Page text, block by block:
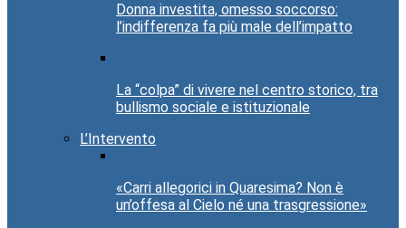
Donna investita, omesso soccorso:
l’indifferenza fa più male dell’impatto
La “colpa” di vivere nel centro storico, tra
bullismo sociale e istituzionale
L’Intervento
«Carri allegorici in Quaresima? Non è
un’offesa al Cielo né una trasgressione»